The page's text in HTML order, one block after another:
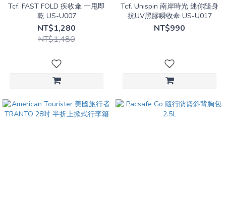
Tcf. FAST FOLD 疾收傘 一甩即
乾 US-U007
NT$1,280
NT$1,480
Tcf. Unispin 南岸時光 迷你隨身
抗UV黑膠瞬收傘 US-U017
NT$990